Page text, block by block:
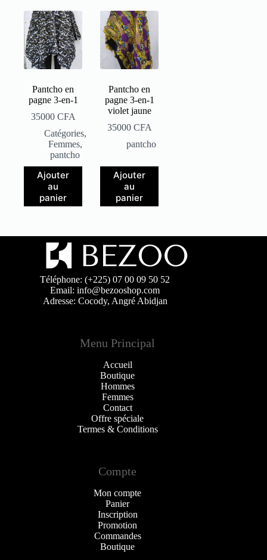
Pantcho en
pagne 3-en-1
35000 CFA
Catégories,
Femmes,
pantcho
Ajouter
au
panier
Pantcho en
pagne 3-en-1
violet jaune
35000 CFA
pantcho
Ajouter
au
panier
Téléphone: (+225) 07 00 09 50 52
Email: info@bezooshop.com
Adresse: Cocody, Angré Abidjan
Menu Principal
Accueil
Boutique
Hommes
Femmes
Contact
Offre spéciale
Termes & Conditions
Compte
Mon compte
Panier
Inscription
Promotion
Commandes
Boutique